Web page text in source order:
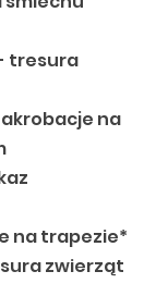
- tresura
akrobacje na
na trapezie*
zwierząt